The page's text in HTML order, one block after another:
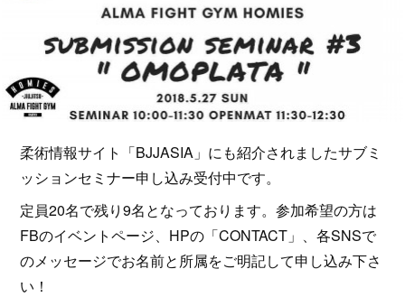
柔術情報サイト「BJJASIA」にも紹介されましたサブミ
ッションセミナー申し込み受付中です。
定員20名で残り9名となっております。参加希望の方は
FBのイベントページ、HPの「CONTACT」、各SNSで
のメッセージでお名前と所属をご明記して申し込み下さ
い！